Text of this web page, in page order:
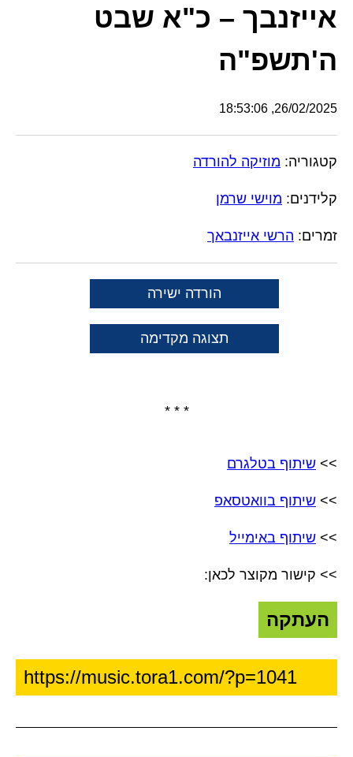
אייזנבך – כ"א שבט
ה'תשפ"ה
26/02/2025, 18:53:06
קטגוריה: מוזיקה להורדה
קלידנים: מוישי שרמן
זמרים: הרשי אייזנבאך
הורדה ישירה
תצוגה מקדימה
* * *
>> שיתוף בטלגרם
>> שיתוף בוואטסאפ
>> שיתוף באימייל
>> קישור מקוצר לכאן:
העתקה